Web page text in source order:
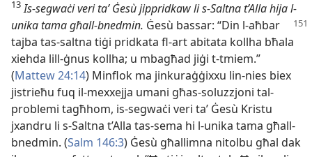
13 Is-segwaċi veri taʼ Ġesù jippridkaw li s-Saltna t’Alla hijal-
unika tama għall-bnedmin. Ġesù bassar: “Din l-aħbar
tajba tas-saltna tiġi pridkata fl-art abitata kollha bħala
xiehda lill-ġnus kollha; u mbagħad jiġi t-tmiem.”
(Mattew 24:14) Minflok ma jinkuraġġixxu lin-nies biex
jistrieħu fuq il-mexxejja umani għas-soluzzjoni tal-
problemi tagħhom, is-segwaċi veri taʼ Ġesù Kristu
jxandru li s-Saltna t’Alla tas-sema hi l-unika tama għall-
bnedmin. (Salm 146:3) Ġesù għallimna nitolbu għal dak